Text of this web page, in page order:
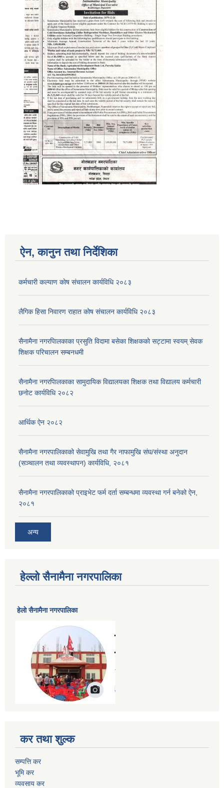
ऐन, कानुन तथा निर्देशिका
कर्मचारी कल्याण काेष संचालन कार्यविधि २०८३
लैगिक हिसा निवारण राहात कोष संचालन कार्यविधि २०८३
सैनामैना नगरपािलकाका प्रसुति विदामा बसेका शिक्षककाे सट्टामा स्वयम् सेवक
शिक्षक परिचालन सम्बनधमी
सैनामैना नगरपािलकाका सामुदायिक विद्यालयका शिक्षक तथा विद्यालय कर्मचारी
छनाेट कार्यविधि २०८२
आर्थिक ऐन २०८२
सैनामैना नगरपालिकाको सेवामुखि तथा गैर नाफामुखि संघ/संस्था अनुदान
(सञ्चालन तथा व्यवस्थापन) कार्यविधि, २०८१
सैनामैना नगरपालिकाको प्राइभेट फर्म दर्ता सम्बन्धमा व्यवस्था गर्न बनेको ऐन,
२०८१
अन्य
हेल्लो सैनामैना नगरपालिका
हेलाे सैनामैना नगरपालिका
कर तथा शुल्क
सम्पत्ति कर
भूमि कर
व्यवसाय कर